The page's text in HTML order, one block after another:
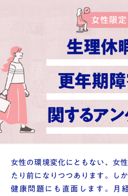
女性の環境変化にともない、女
たり前になりつつあります。し
健康問題にも直面します。月